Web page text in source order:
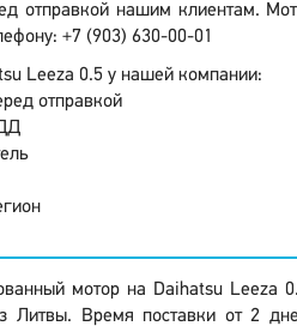
отправкой нашим клиентам.
+7 (903) 630-00-01
Leeza 0.5 у нашей компании:
отправкой
мотор на Daihatsu Leeza
Литвы. Время поставки от 2